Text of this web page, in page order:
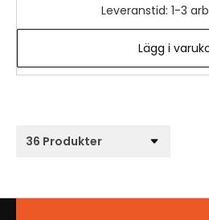
Leveranstid: 1-3
Lägg i